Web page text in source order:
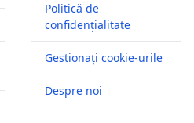
Politică de
confidențialitate
Gestionați cookie-urile
Despre noi